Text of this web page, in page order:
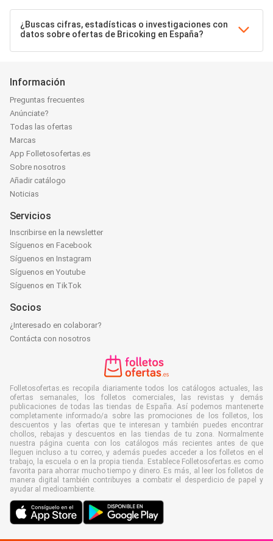
¿Buscas cifras, estadísticas o investigaciones con
datos sobre ofertas de Bricoking en España?
Información
Preguntas frecuentes
Anúnciate?
Todas las ofertas
Marcas
App Folletosofertas.es
Sobre nosotros
Añadir catálogo
Noticias
Servicios
Inscribirse en la newsletter
Síguenos en Facebook
Síguenos en Instagram
Síguenos en Youtube
Síguenos en TikTok
Socios
¿Interesado en colaborar?
Contácta con nosotros
Folletosofertas.es recopila diariamente todos los catálogos actuales, las
ofertas semanales, los folletos comerciales, las revistas y demás
publicaciones de todas las tiendas de España. Así podemos mantenerte
completamente informado/a sobre las promociones de los folletos, los
descuentos y las ofertas que te interesan y también puedes encontrar
chollos, rebajas y descuentos en las tiendas de tu zona. Normalmente
nuestra página cuenta con los catálogos más recientes antes de que
lleguen incluso a tu correo, y además puedes acceder a los folletos en el
trabajo, la escuela o en la propia tienda. Establece Folletosofertas.es como
favorita para ahorrar mucho tiempo y dinero. Es más, al leer los folletos de
manera digital también contribuyes a combatir el desperdicio de papel y
ayudar al medioambiente.